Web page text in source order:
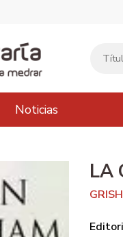
Noticias
LA